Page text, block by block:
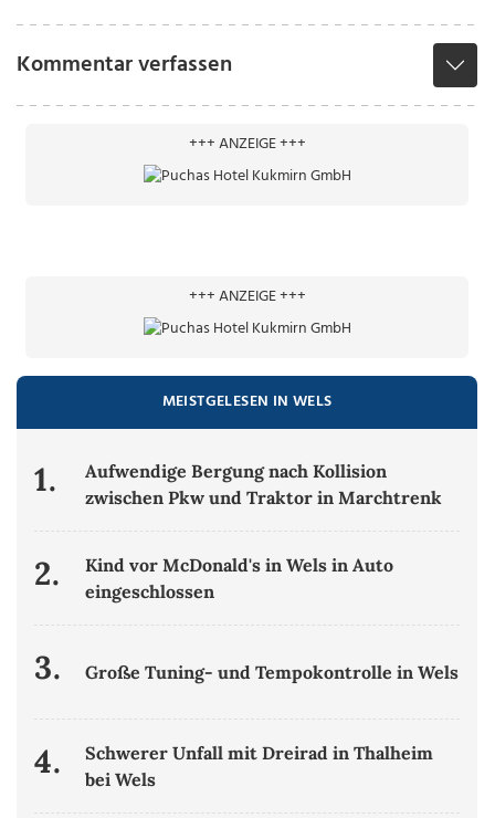
Kommentar verfassen
+++ ANZEIGE +++
+++ ANZEIGE +++
MEISTGELESEN IN WELS
1.
Aufwendige Bergung nach Kollision
zwischen Pkw und Traktor in Marchtrenk
2.
Kind vor McDonald's in Wels in Auto
eingeschlossen
3. Große Tuning- und Tempokontrolle in Wels
4.
Schwerer Unfall mit Dreirad in Thalheim
bei Wels